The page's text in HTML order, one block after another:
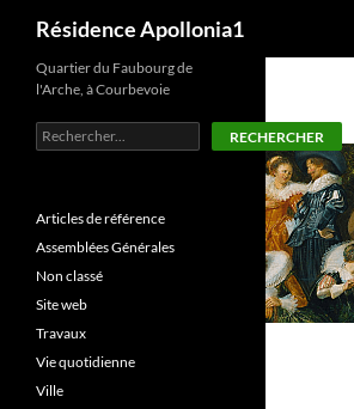
Aller
contenu
Résidence Apollonia1
Quartier du Faubourg de
l'Arche, à Courbevoie
Rechercher RECHERCHER
Articles de référence
Assemblées Générales
Non classé
Site web
Travaux
Vie quotidienne
Ville